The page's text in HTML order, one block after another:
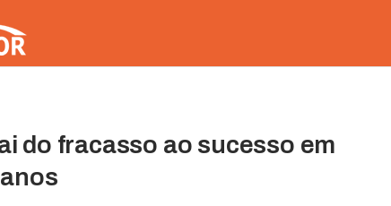
do fracasso ao sucesso em